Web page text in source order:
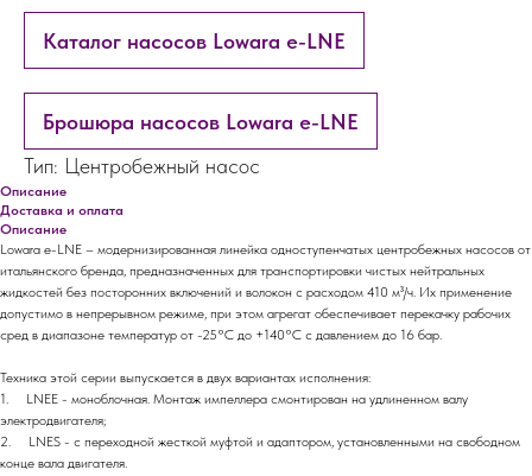
Каталог насосов Lowara e-LNE
Брошюра насосов Lowara e-LNE
Тип: Центробежный насос
Описание
Доставка и оплата
Описание
Lowara e-LNE – модернизированная линейка одноступенчатых центробежных насосов от
итальянского бренда, предназначенных для транспортировки чистых нейтральных
жидкостей без посторонних включений и волокон с расходом 410 м³/ч. Их применение
допустимо в непрерывном режиме, при этом агрегат обеспечивает перекачку рабочих
сред в диапазоне температур от -25°С до +140°С с давлением до 16 бар.
Техника этой серии выпускается в двух вариантах исполнения:
1. LNEE - моноблочная. Монтаж импеллера смонтирован на удлиненном валу
электродвигателя;
2. LNES - c переходной жесткой муфтой и адаптором, установленными на свободном
конце вала двигателя.